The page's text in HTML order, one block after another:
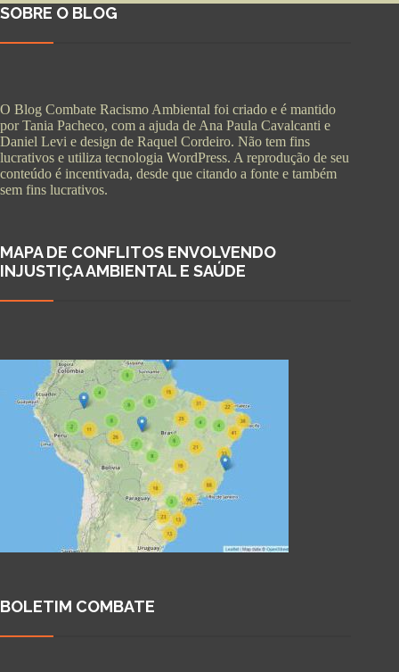
SOBRE O BLOG
O Blog Combate Racismo Ambiental foi criado e é mantido
por Tania Pacheco, com a ajuda de Ana Paula Cavalcanti e
Daniel Levi e design de Raquel Cordeiro. Não tem fins
lucrativos e utiliza tecnologia WordPress. A reprodução de seu
conteúdo é incentivada, desde que citando a fonte e também
sem fins lucrativos.
MAPA DE CONFLITOS ENVOLVENDO
INJUSTIÇA AMBIENTAL E SAÚDE
BOLETIM COMBATE